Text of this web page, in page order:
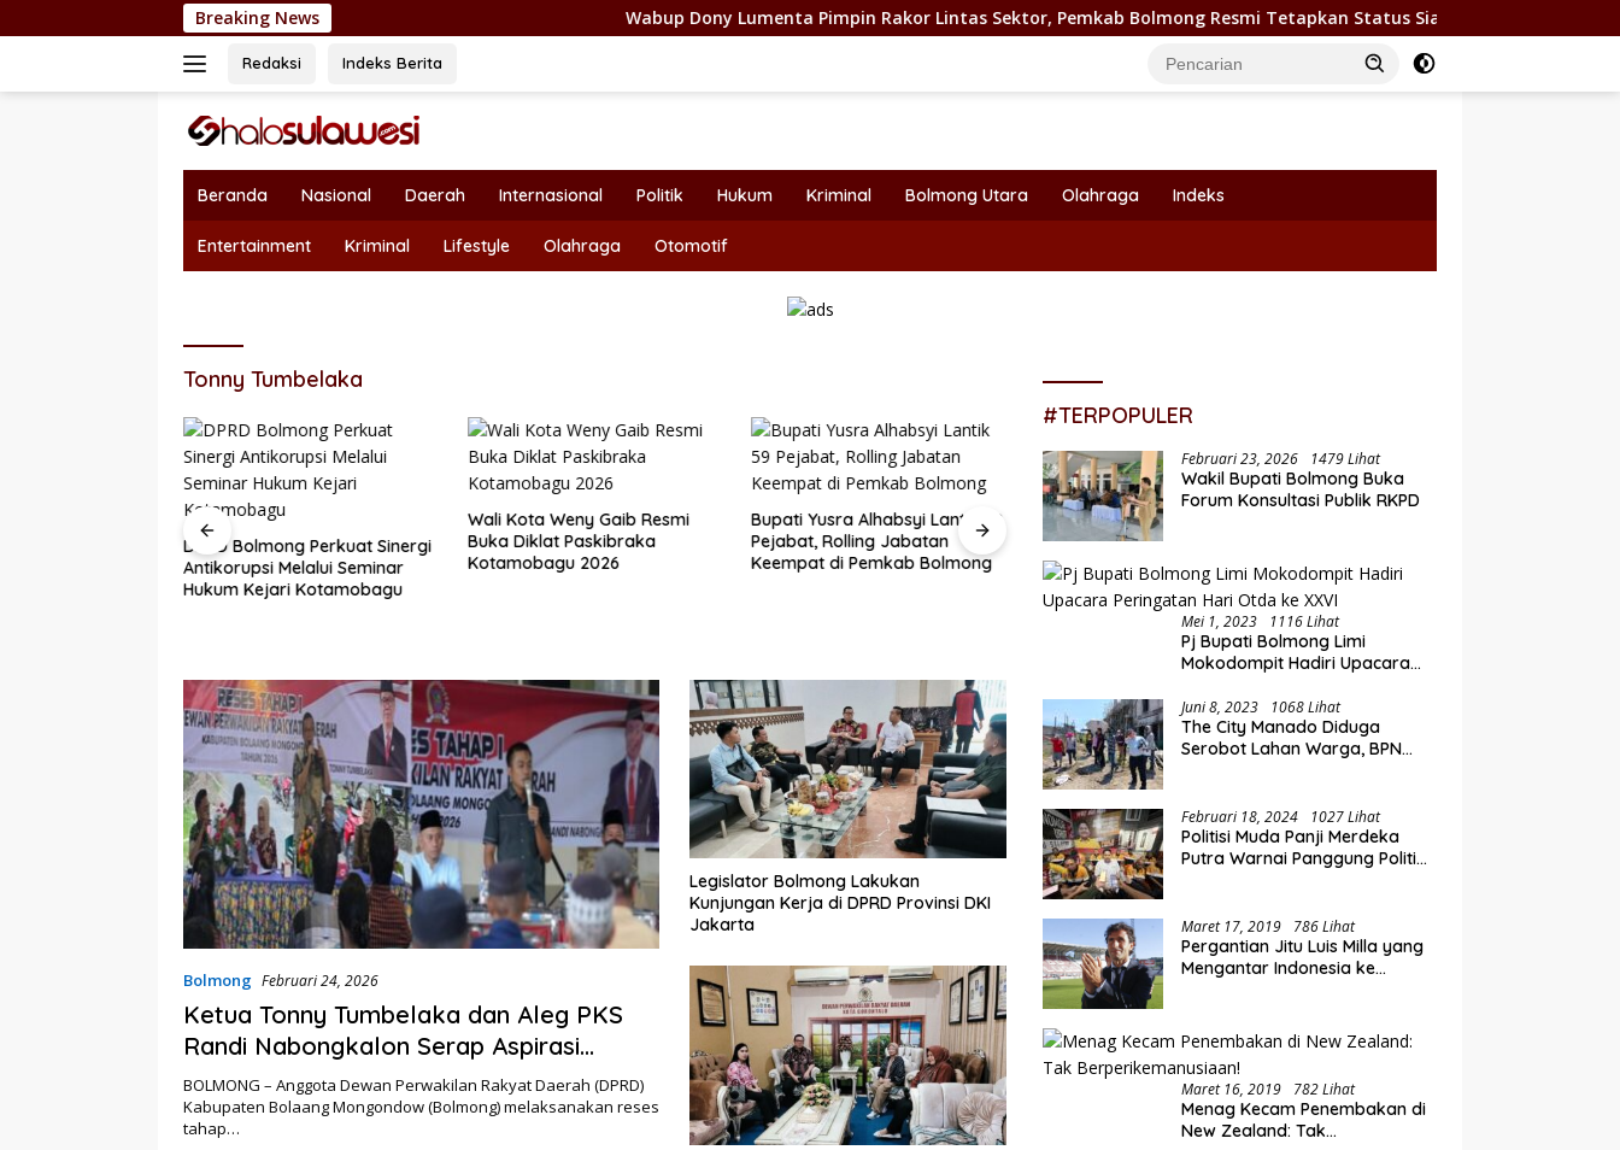
ke
Breaking News Wabup Dony Lumenta Pimpin Rakor Lintas Sektor, Pemkab Bolmong Resmi Tetapkan Status Siaga Darurat Bencana
Redaksi Indeks Berita
Beranda Nasional Daerah Internasional Politik Hukum Kriminal Bolmong Utara Olahraga Indeks
Entertainment Kriminal Lifestyle Olahraga Otomotif
Tonny Tumbelaka
DPRD Bolmong Perkuat Sinergi
Antikorupsi Melalui Seminar
Hukum Kejari Kotamobagu
Wali Kota Weny Gaib Resmi
Buka Diklat Paskibraka
Kotamobagu 2026
Bupati Yusra Alhabsyi Lantik 59
Pejabat, Rolling Jabatan
Keempat di Pemkab Bolmong
DPRD Bolmong Tetapkan
Ranperda LPJ APBD Tahun
Anggaran 2025
Gorontalo, Wawali Rendy
Dorong Inklusi Keuangan dan
Pembiayaan UMKM
Bolmong Februari 24, 2026
Ketua Tonny Tumbelaka dan Aleg PKS
Randi Nabongkalon Serap Aspirasi
Masyarakat di Reses Tahap I
BOLMONG – Anggota Dewan Perwakilan Rakyat Daerah (DPRD)
Kabupaten Bolaang Mongondow (Bolmong) melaksanakan reses
tahap…
Legislator Bolmong Lakukan
Kunjungan Kerja di DPRD Provinsi DKI
Jakarta
#TERPOPULER
Februari 23, 2026 1479 Lihat
Wakil Bupati Bolmong Buka
Forum Konsultasi Publik RKPD
Mei 1, 2023 1116 Lihat
Pj Bupati Bolmong Limi
Mokodompit Hadiri Upacara
Juni 8, 2023 1068 Lihat
The City Manado Diduga
Serobot Lahan Warga, BPN
Februari 18, 2024 1027 Lihat
Politisi Muda Panji Merdeka
Putra Warnai Panggung Politik
Maret 17, 2019 786 Lihat
Pergantian Jitu Luis Milla yang
Mengantar Indonesia ke
Maret 16, 2019 782 Lihat
Menag Kecam Penembakan di
New Zealand: Tak